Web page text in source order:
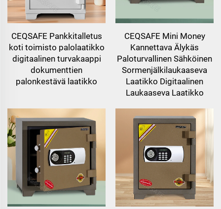
CEQSAFE Pankkitalletus
koti toimisto palolaatikko
digitaalinen turvakaappi
dokumenttien
palonkestävä laatikko
CEQSAFE Mini Money
Kannettava Älykäs
Paloturvallinen Sähköinen
Sormenjälkilaukaaseva
Laatikko Digitaalinen
Laukaaseva Laatikko